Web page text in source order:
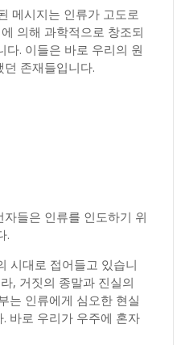
메시지는 인류가 고도로
의해 과학적으로 창조되
다. 이들은 바로 우리의 원
존재들입니다.
들은 인류를 인도하기 위
.
시대로 접어들고 있습니
, 거짓의 종말과 진실의
는 인류에게 심오한 현실
바로 우리가 우주에 혼자